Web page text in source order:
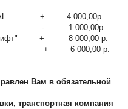
RAL + 4 000,00р.
- 1 000,00р .
лифт" + 8 000,00 р.
+ 6 000,00 р.
Вам в обязательной
транспортная компания